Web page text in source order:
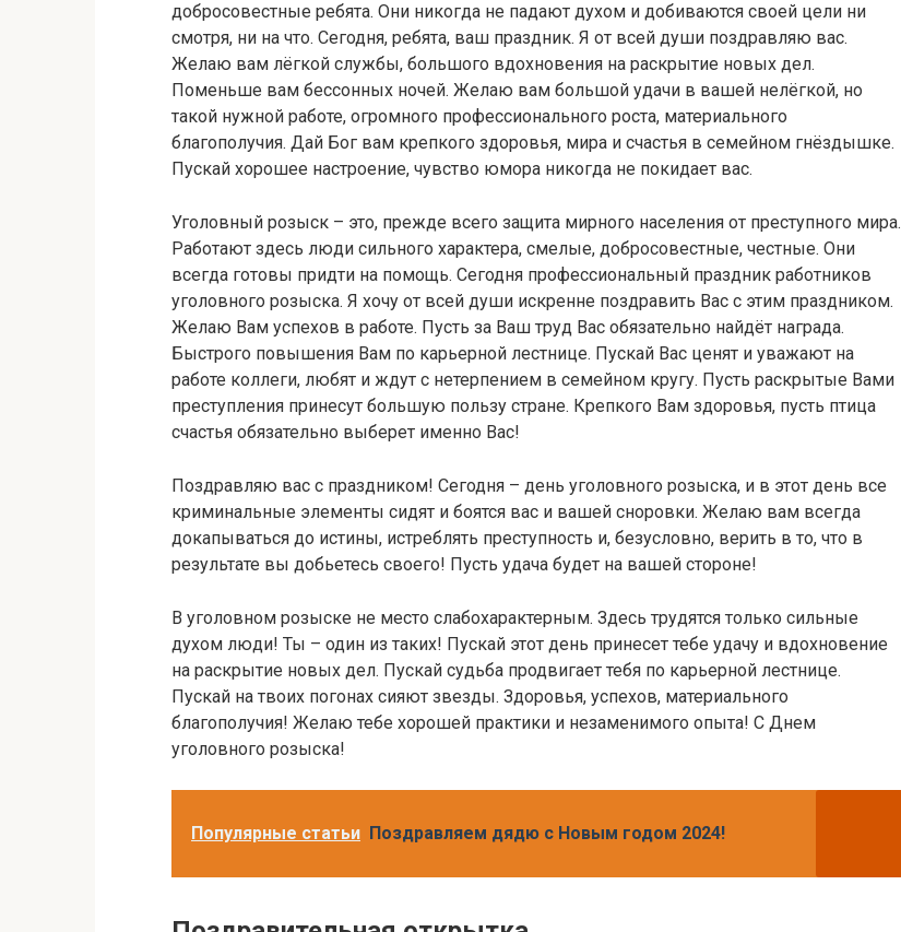
добросовестные ребята. Они никогда не падают духом и добиваются своей цели ни
смотря, ни на что. Сегодня, ребята, ваш праздник. Я от всей души поздравляю вас.
Желаю вам лёгкой службы, большого вдохновения на раскрытие новых дел.
Поменьше вам бессонных ночей. Желаю вам большой удачи в вашей нелёгкой, но
такой нужной работе, огромного профессионального роста, материального
благополучия. Дай Бог вам крепкого здоровья, мира и счастья в семейном гнёздышке.
Пускай хорошее настроение, чувство юмора никогда не покидает вас.
Уголовный розыск – это, прежде всего защита мирного населения от преступного мира.
Работают здесь люди сильного характера, смелые, добросовестные, честные. Они
всегда готовы придти на помощь. Сегодня профессиональный праздник работников
уголовного розыска. Я хочу от всей души искренне поздравить Вас с этим праздником.
Желаю Вам успехов в работе. Пусть за Ваш труд Вас обязательно найдёт награда.
Быстрого повышения Вам по карьерной лестнице. Пускай Вас ценят и уважают на
работе коллеги, любят и ждут с нетерпением в семейном кругу. Пусть раскрытые Вами
преступления принесут большую пользу стране. Крепкого Вам здоровья, пусть птица
счастья обязательно выберет именно Вас!
Поздравляю вас с праздником! Сегодня – день уголовного розыска, и в этот день все
криминальные элементы сидят и боятся вас и вашей сноровки. Желаю вам всегда
докапываться до истины, истреблять преступность и, безусловно, верить в то, что в
результате вы добьетесь своего! Пусть удача будет на вашей стороне!
В уголовном розыске не место слабохарактерным. Здесь трудятся только сильные
духом люди! Ты – один из таких! Пускай этот день принесет тебе удачу и вдохновение
на раскрытие новых дел. Пускай судьба продвигает тебя по карьерной лестнице.
Пускай на твоих погонах сияют звезды. Здоровья, успехов, материального
благополучия! Желаю тебе хорошей практики и незаменимого опыта! С Днем
уголовного розыска!
Популярные статьи Поздравляем дядю с Новым годом 2024!